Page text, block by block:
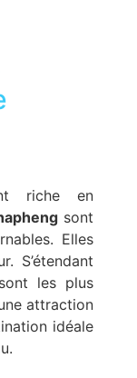
riche en
sont
Elles
S’étendant
les plus
attraction
idéale